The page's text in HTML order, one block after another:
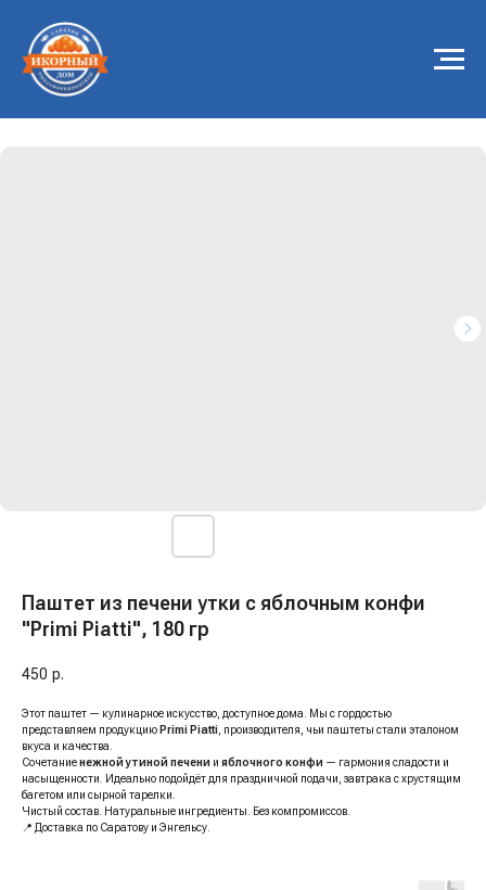
Паштет из печени утки с яблочным конфи
"Primi Piatti", 180 гр
450 р.
Этот паштет — кулинарное искусство, доступное дома. Мы с гордостью
представляем продукцию Primi Piatti , производителя, чьи паштеты стали эталоном
вкуса и качества.
Сочетаниенежной утиной печени и яблочного конфи — гармония сладости и
насыщенности. Идеально подойдёт для праздничной подачи, завтрака с хрустящим
багетом или сырной тарелки.
Чистый состав. Натуральные ингредиенты. Без компромиссов.
📍 Доставка по Саратову и Энгельсу.